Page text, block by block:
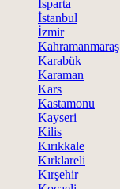
Isparta
İstanbul
İzmir
Kahramanmaraş
Karabük
Karaman
Kars
Kastamonu
Kayseri
Kilis
Kırıkkale
Kırklareli
Kırşehir